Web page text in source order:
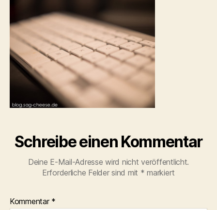
Schreibe einen Kommentar
Deine E-Mail-Adresse wird nicht veröffentlicht.
Erforderliche Felder sind mit * markiert
Kommentar *